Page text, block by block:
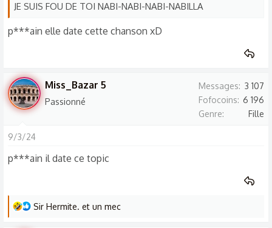
JE SUIS FOU DE TOI NABI-NABI-NABI-NABILLA
p***ain elle date cette chanson xD
Miss_Bazar 5
Passionné
Messages
3 107
Fofocoins 6 196
Genre
Fille
9/3/24
p***ain il date ce topic
L
Sir Hermite. et un mec